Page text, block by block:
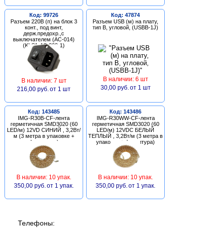
Код: 99726
Разъем 220В (п) на блок 3
конт., под винт,
держ.предохр.,с
выключателем (AC-014)
(KLS1-AS-303-1)
В наличии: 7 шт
216,00 руб. от 1 шт
Код: 47874
Разъем USB (м) на плату,
тип В, угловой, (USBB-1J)
В наличии: 6 шт
30,00 руб. от 1 шт
Код: 143485
IMG-R30B-CF-лента
герметичная SMD3020 (60
LED/м) 12VD СИНИЙ , 3,2Вт/
м (3 метра в упаковке +
фурнитура)
В наличии: 10 упак.
350,00 руб. от 1 упак.
Код: 143486
IMG-R30WW-CF-лента
герметичная SMD3020 (60
LED/м) 12VDC БЕЛЫЙ
ТЕПЛЫЙ , 3,2Вт/м (3 метра в
упаковке + фурнитура)
В наличии: 10 упак.
350,00 руб. от 1 упак.
Телефоны: